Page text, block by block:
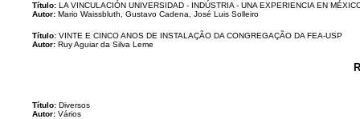
Título: LA VINCULACIÓN UNIVERSIDAD - INDÚSTRIA - UNA EXPERIENCIA EN
Autor: Mario Waissbluth, Gustavo Cadena, José Luis Solleiro
Título: VINTE E CINCO ANOS DE INSTALAÇÃO DA CONGREGAÇÃO DA FEA-USP
Autor: Ruy Aguiar da Silva Leme
Título: Diversos
Autor: Vários